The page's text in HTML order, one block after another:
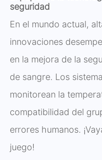
seguridad
En el mundo actual,
innovaciones
en la mejora de la
de sangre. Los
monitorean la
compatibilidad del
errores humanos.
juego!